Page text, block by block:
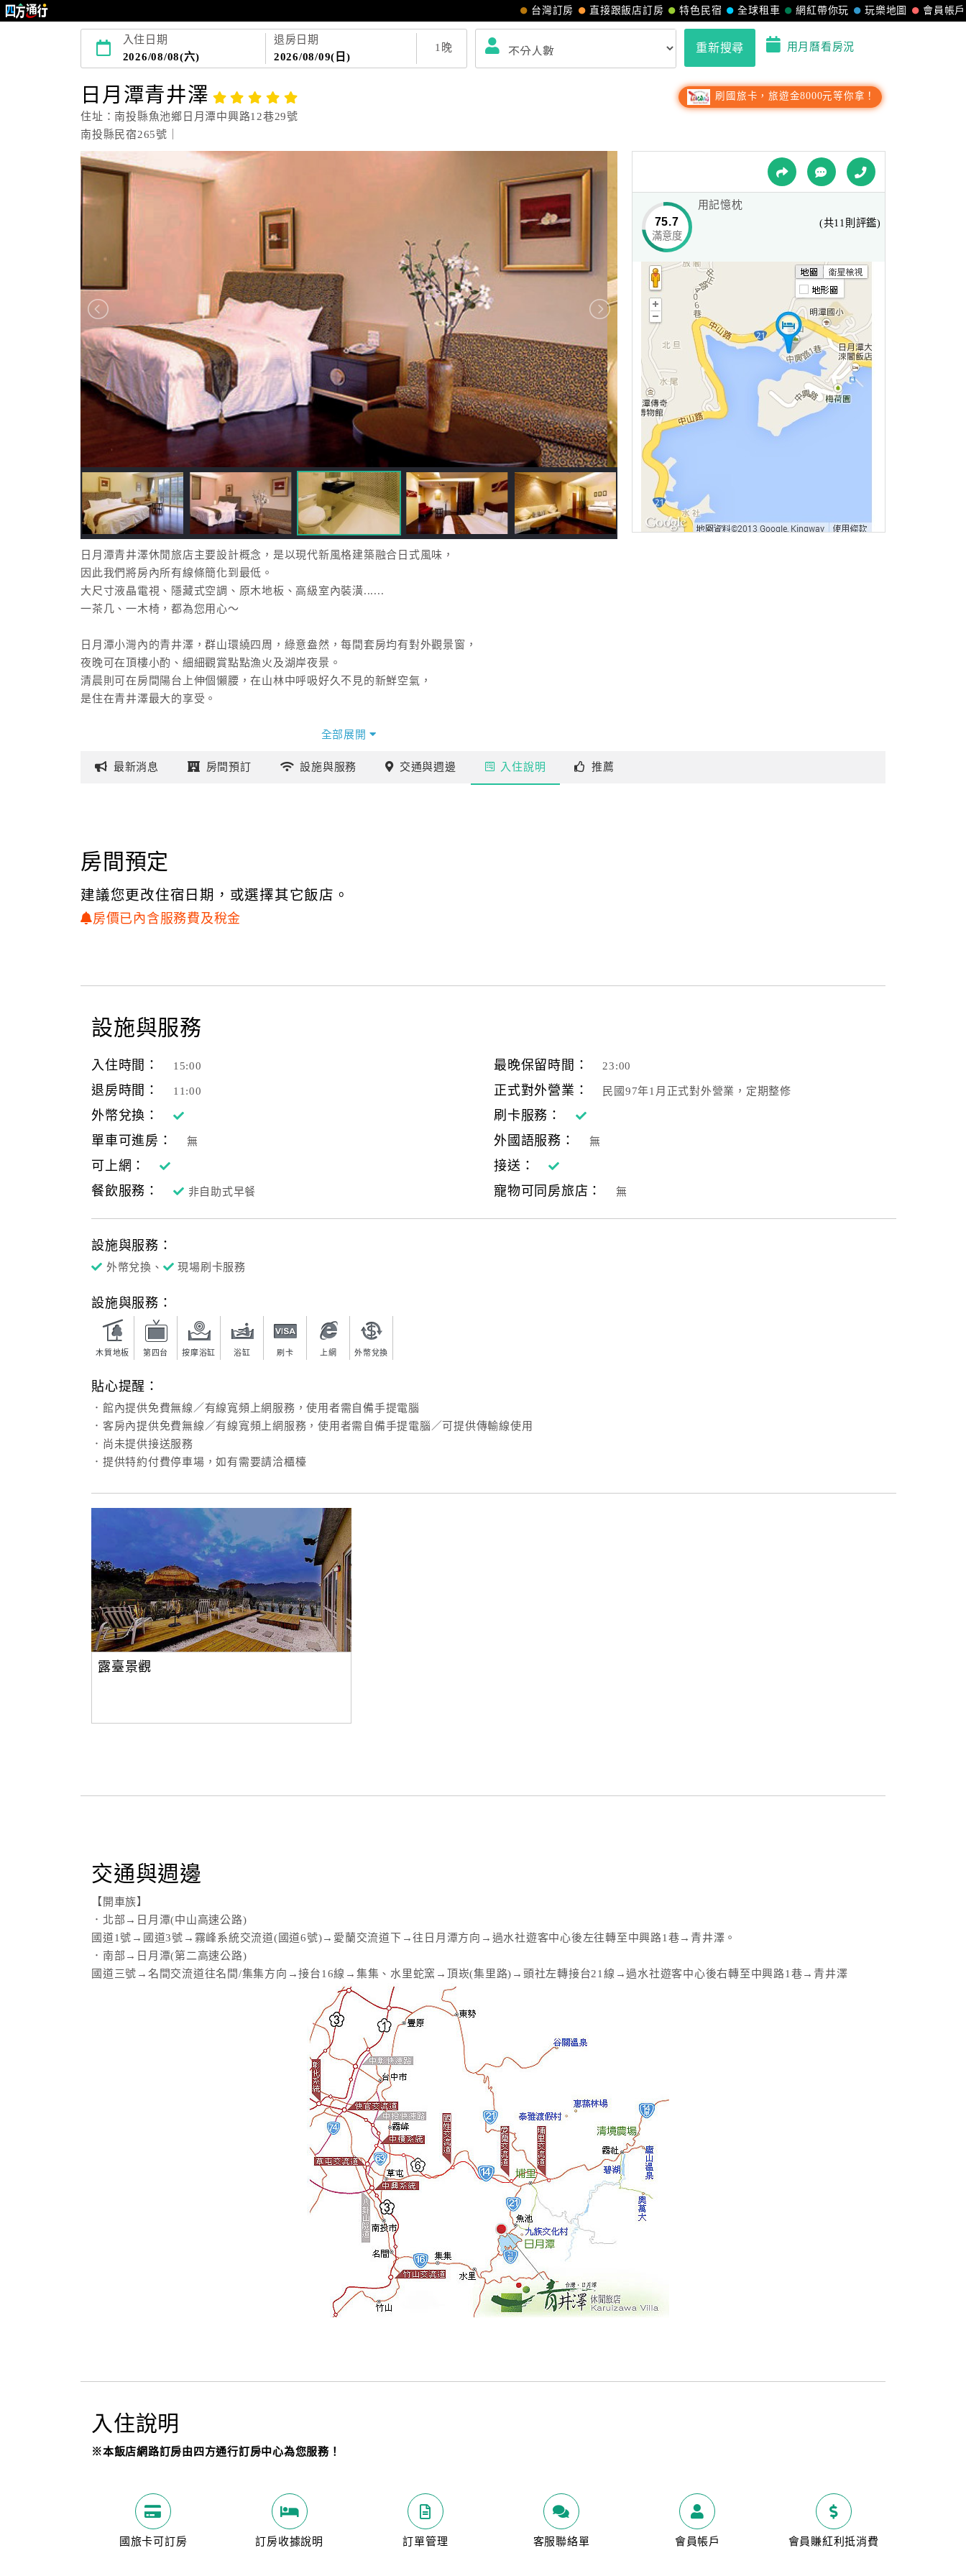
會員帳戶
玩樂地圖
網紅帶你玩
全球租車
特色民宿
直接跟飯店訂房
台灣訂房
入住日期
2026/08/08(六)
退房日期
2026/08/09(日)
1 晚 重新搜尋 用月曆看房況
日月潭青井澤
住址：南投縣魚池鄉日月潭中興路12巷29號
南投縣民宿265號｜
刷國旅卡，旅遊金8000元等你拿！
日月潭青井澤休閒旅店主要設計概念，是以現代新風格建築融合日式風味，
因此我們將房內所有線條簡化到最低。
大尺寸液晶電視、隱藏式空調、原木地板、高級室內裝潢......
一茶几、一木椅，都為您用心～
日月潭小灣內的青井澤，群山環繞四周，綠意盎然，每間套房均有對外觀景窗，
夜晚可在頂樓小酌、細細觀賞點點漁火及湖岸夜景。
清晨則可在房間陽台上伸個懶腰，在山林中呼吸好久不見的新鮮空氣，
是住在青井澤最大的享受。
全部展開
75.7
滿意度
用記憶枕
(共11則評鑑)
最新消息 房間預訂 設施與服務 交通與週邊 入住說明 推薦
房間預定
建議您更改住宿日期，或選擇其它飯店。
房價已內含服務費及稅金
設施與服務
入住時間： 15:00 最晚保留時間： 23:00
退房時間： 11:00 正式對外營業： 民國97年1月正式對外營業，定期整修
外幣兌換：
刷卡服務：
單車可進房：
無 外國語服務： 無
可上網：
接送：
餐飲服務：
非自助式早餐 寵物可同房旅店： 無
設施與服務：
外幣兌換、 現場刷卡服務
設施與服務：
木質地板 第四台 按摩浴缸 浴缸 刷卡 上網 外幣兌換
貼心提醒：
．館內提供免費無線／有線寬頻上網服務，使用者需自備手提電腦
．客房內提供免費無線／有線寬頻上網服務，使用者需自備手提電腦／可提供傳輸線使用
．尚未提供接送服務
．提供特約付費停車場，如有需要請洽櫃檯
露臺景觀
交通與週邊
【開車族】
．北部→日月潭(中山高速公路)
國道1號→國道3號→霧峰系統交流道(國道6號)→愛蘭交流道下→往日月潭方向→過水社遊客中心後左往轉至中興路1巷→青井澤。
．南部→日月潭(第二高速公路)
國道三號→名間交流道往名間/集集方向→接台16線→集集、水里蛇窯→頂崁(集里路)→頭社左轉接台21線→過水社遊客中心後右轉至中興路1巷→青井澤
入住說明
※本飯店網路訂房由四方通行訂房中心為您服務！
國旅卡可訂房 訂房收據說明 訂單管理 客服聯絡單 會員帳戶 會員賺紅利抵消費